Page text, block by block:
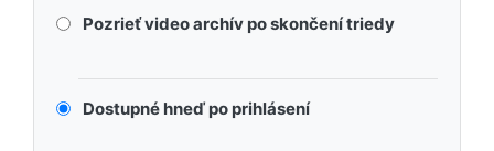
Pozrieť video archív po skončení triedy
Dostupné hneď po prihlásení